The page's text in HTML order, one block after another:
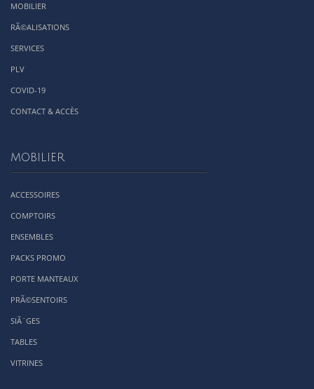
MOBILIER
RÃ©ALISATIONS
SERVICES
PLV
COVID-19
CONTACT & ACCÈS
MOBILIER
ACCESSOIRES
COMPTOIRS
ENSEMBLES
PACKS PROMO
PORTE MANTEAUX
PRÃ©SENTOIRS
SIÃ¨GES
TABLES
VITRINES